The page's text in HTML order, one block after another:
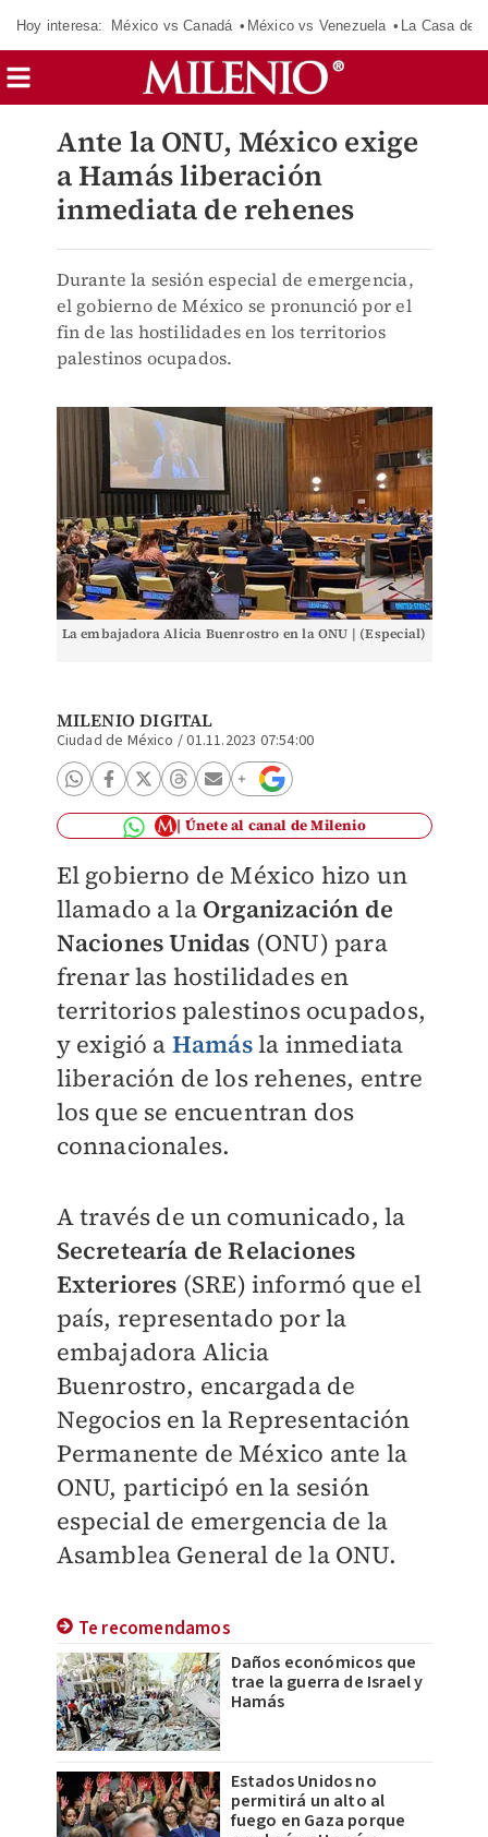
Hoy interesa: México vs Canadá México vs Venezuela La Casa de
Ante la ONU, México exige
a Hamás liberación
inmediata de rehenes
Durante la sesión especial de emergencia,
el gobierno de México se pronunció por el
fin de las hostilidades en los territorios
palestinos ocupados.
La embajadora Alicia Buenrostro en la ONU | (Especial)
MILENIO DIGITAL
Ciudad de México /01.11.2023 07:54:00
Únete al canal de Milenio
El gobierno de México hizo un
llamado a la Organización de
Naciones Unidas (ONU) para
frenar las hostilidades en
territorios palestinos ocupados,
y exigió a Hamásla inmediata
liberación de los rehenes, entre
los que se encuentran dos
connacionales.
A través de un comunicado, la
Secretearía de Relaciones
Exteriores (SRE) informó que el
país, representado por la
embajadora Alicia
Buenrostro, encargada de
Negocios en la Representación
Permanente de México ante la
ONU, participó en la sesión
especial de emergencia de la
Asamblea General de la ONU.
Te recomendamos
Daños económicos que
trae la guerra de Israel y
Hamás
Estados Unidos no
permitirá un alto al
fuego en Gaza porque